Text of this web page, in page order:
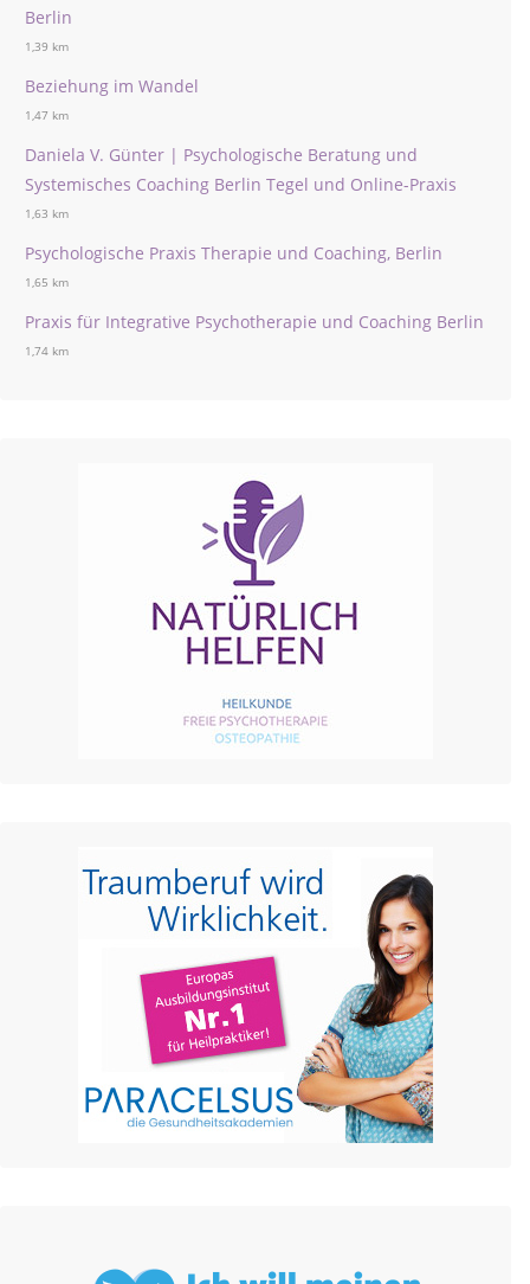
Berlin
1,39 km
Beziehung im Wandel
1,47 km
Daniela V. Günter | Psychologische Beratung und
Systemisches Coaching Berlin Tegel und Online-Praxis
1,63 km
Psychologische Praxis Therapie und Coaching, Berlin
1,65 km
Praxis für Integrative Psychotherapie und Coaching Berlin
1,74 km